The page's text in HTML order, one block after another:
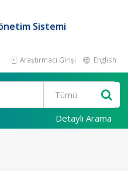
Sistemi
Araştırmacı Girişi English
Detaylı Arama